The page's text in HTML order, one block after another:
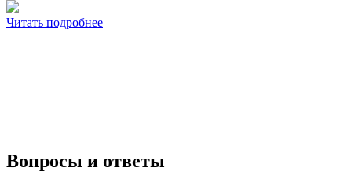
Читать подробнее
Вопросы и ответы